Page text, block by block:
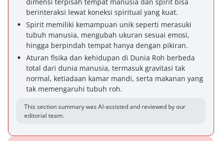
berinteraksi lewat koneksi spiritual yang kuat.
Spirit memiliki kemampuan unik seperti merasuki
tubuh manusia, mengubah ukuran sesuai emosi,
hingga berpindah tempat hanya dengan pikiran.
Aturan fisika dan kehidupan di Dunia Roh berbeda
total dari dunia manusia, termasuk gravitasi tak
normal, ketiadaan kamar mandi, serta makanan yang
tak memengaruhi tubuh roh.
This section summary was AI-assisted and reviewed by our
editorial team.